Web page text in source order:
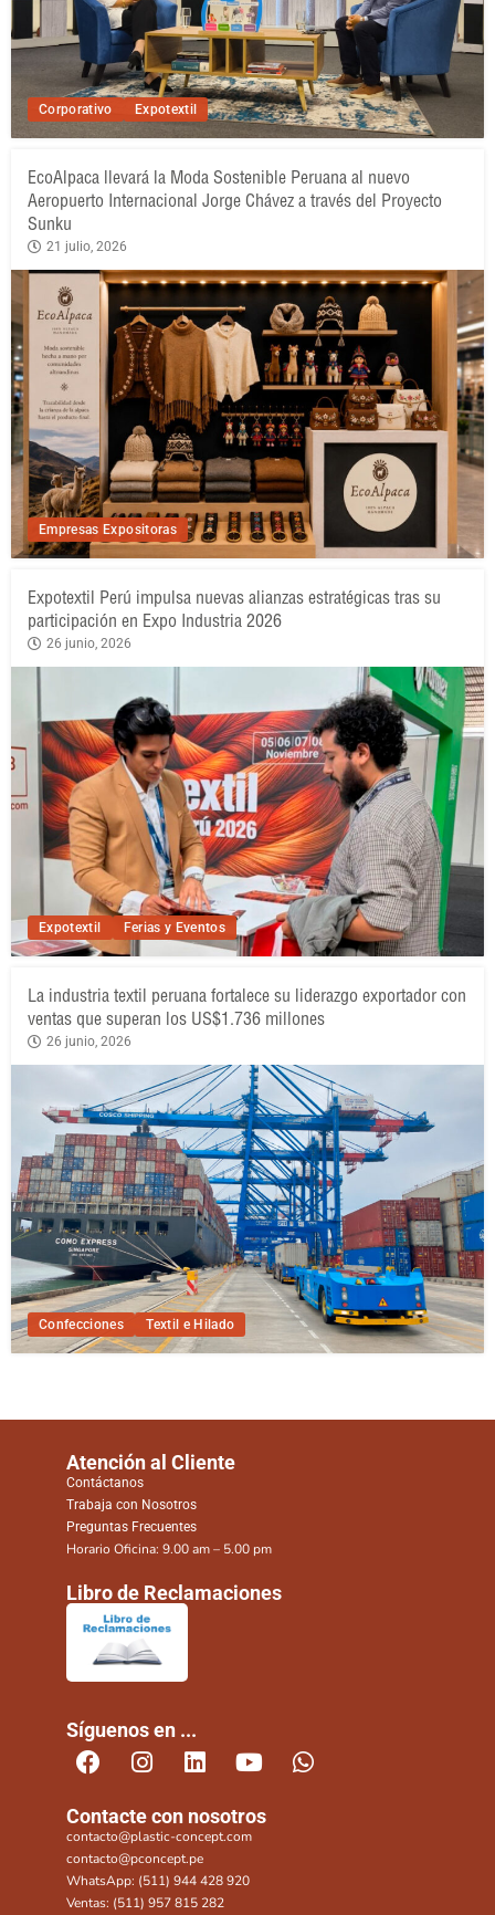
Corporativo Expotextil
Empresas Expositoras
EcoAlpaca llevará la Moda Sostenible Peruana al nuevo
Aeropuerto Internacional Jorge Chávez a través del Proyecto
Sunku
21 julio, 2026
Expotextil Ferias y Eventos
Expotextil Perú impulsa nuevas alianzas estratégicas tras su
participación en Expo Industria 2026
26 junio, 2026
Confecciones Textil e Hilado
La industria textil peruana fortalece su liderazgo exportador con
ventas que superan los US$1.736 millones
26 junio, 2026
Atención al Cliente
Contáctanos
Trabaja con Nosotros
Preguntas Frecuentes
Horario Oficina: 9.00 am – 5.00 pm
Libro de Reclamaciones
Síguenos en ...
Contacte con nosotros
contacto@plastic-concept.com
contacto@pconcept.pe
WhatsApp: (511) 944 428 920
Ventas: (511) 957 815 282